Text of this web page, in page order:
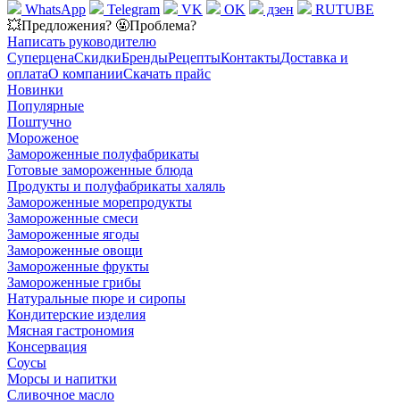
WhatsApp
Telegram VK OK дзен
RUTUBE
💥Предложения? 🤬Проблема?
Написать руководителю
СуперценаСкидкиБрендыРецептыКонтактыДоставка и
оплатаО компанииСкачать прайс
Новинки
Популярные
Поштучно
Мороженое
Замороженные полуфабрикаты
Готовые замороженные блюда
Продукты и полуфабрикаты халяль
Замороженные морепродукты
Замороженные смеси
Замороженные ягоды
Замороженные овощи
Замороженные фрукты
Замороженные грибы
Натуральные пюре и сиропы
Кондитерские изделия
Мясная гастрономия
Консервация
Соусы
Морсы и напитки
Сливочное масло